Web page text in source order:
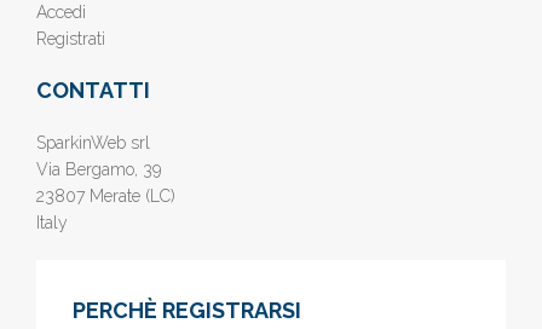
Accedi
Registrati
CONTATTI
SparkinWeb srl
Via Bergamo, 39
23807 Merate (LC)
Italy
PERCHÈ REGISTRARSI